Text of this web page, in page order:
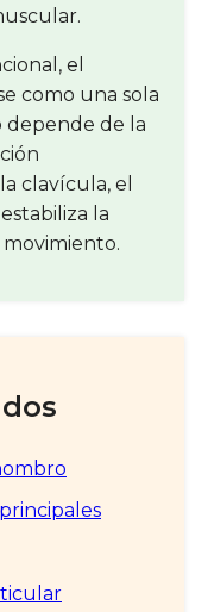
el
como una sola
depende de la
clavícula, el
la